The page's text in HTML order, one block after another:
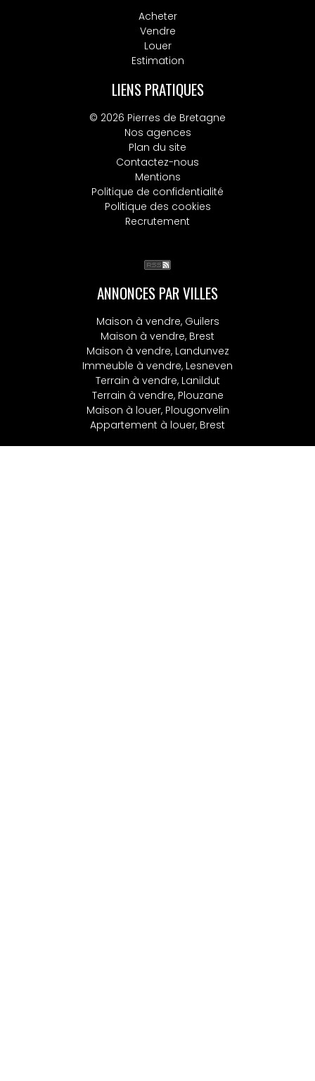
Acheter
Vendre
Louer
Estimation
LIENS PRATIQUES
© 2026 Pierres de Bretagne
Nos agences
Plan du site
Contactez-nous
Mentions
Politique de confidentialité
Politique des cookies
Recrutement
ANNONCES PAR VILLES
Maison à vendre, Guilers
Maison à vendre, Brest
Maison à vendre, Landunvez
Immeuble à vendre, Lesneven
Terrain à vendre, Lanildut
Terrain à vendre, Plouzane
Maison à louer, Plougonvelin
Appartement à louer, Brest